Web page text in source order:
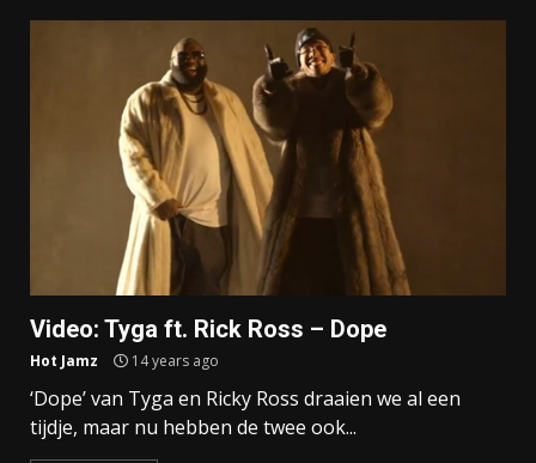
Video: Tyga ft. Rick Ross – Dope
Hot Jamz 14 years ago
‘Dope’ van Tyga en Ricky Ross draaien we al een
tijdje, maar nu hebben de twee ook...